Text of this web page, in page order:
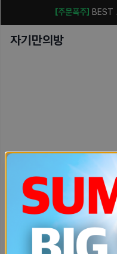
[주문폭주] BEST
자기만의방
예